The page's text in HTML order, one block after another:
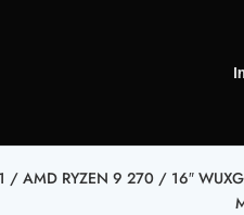
/ AMD RYZEN 9 270 / 16″